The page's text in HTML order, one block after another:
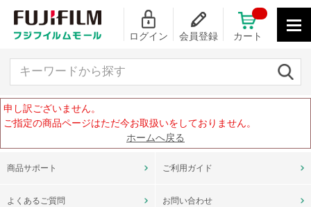
ログイン 会員登録
申し訳ございません。
ご指定の商品ページはただ今お取扱いをしておりません。
ホームへ戻る
商品サポート ご利用ガイド
よくあるご質問 お問い合わせ